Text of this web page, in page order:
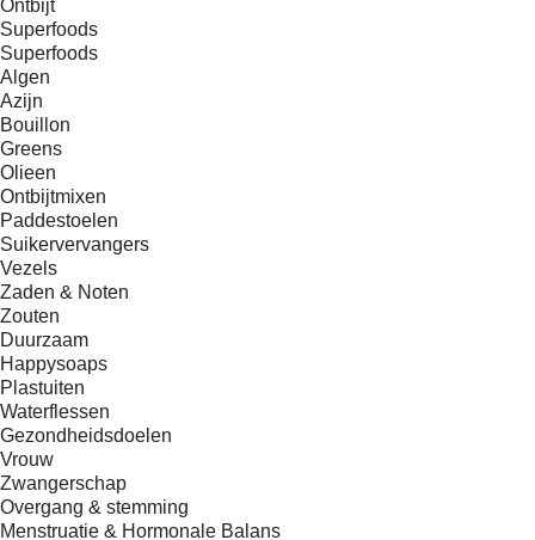
Ontbijt
Superfoods
Superfoods
Algen
Azijn
Bouillon
Greens
Olieen
Ontbijtmixen
Paddestoelen
Suikervervangers
Vezels
Zaden & Noten
Zouten
Duurzaam
Happysoaps
Plastuiten
Waterflessen
Gezondheidsdoelen
Vrouw
Zwangerschap
Overgang & stemming
Menstruatie & Hormonale Balans